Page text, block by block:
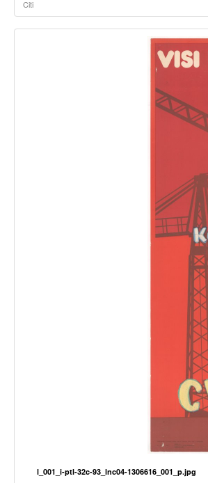
Citi
l_001_i-ptl-32c-93_lnc04-1306616_001_p.jpg